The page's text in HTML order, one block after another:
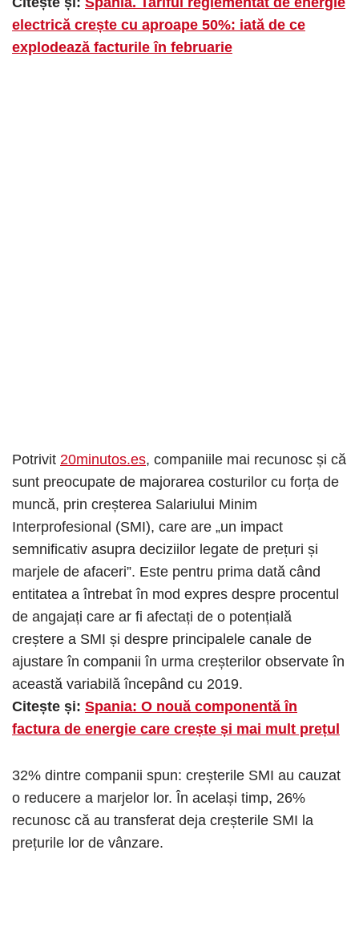
electrică crește cu aproape 50%: iată de ce
explodează facturile în februarie
Potrivit 20minutos.es, companiile mai recunosc și că
sunt preocupate de majorarea costurilor cu forța de
muncă, prin creșterea Salariului Minim
Interprofesional (SMI), care are „un impact
semnificativ asupra deciziilor legate de prețuri și
marjele de afaceri”. Este pentru prima dată când
entitatea a întrebat în mod expres despre procentul
de angajați care ar fi afectați de o potențială
creștere a SMI și despre principalele canale de
ajustare în companii în urma creșterilor observate în
această variabilă începând cu 2019.
Citește și: Spania: O nouă componentă în
factura de energie care crește și mai mult prețul
32% dintre companii spun: creșterile SMI au cauzat
o reducere a marjelor lor. În același timp, 26%
recunosc că au transferat deja creșterile SMI la
prețurile lor de vânzare.